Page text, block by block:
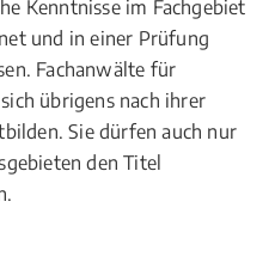
Kenntnisse im Fachgebiet
und in einer Prüfung
Fachanwälte für
übrigens nach ihrer
Sie dürfen auch nur
den Titel